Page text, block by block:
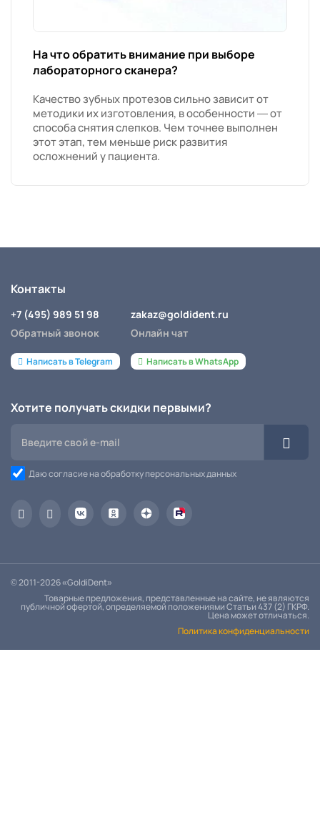
На что обратить внимание при выборе
лабораторного сканера?
Качество зубных протезов сильно зависит от
методики их изготовления, в особенности — от
способа снятия слепков. Чем точнее выполнен
этот этап, тем меньше риск развития
осложнений у пациента.
Контакты
+7 (495) 989 51 98
Обратный звонок
Написать в Telegram
zakaz@goldident.ru
Онлайн чат
Написать в WhatsApp
Хотите получать скидки первыми?
Даю согласие на обработку персональных данных
© 2011-2026 «GoldiDent»
Товарные предложения, представленные на сайте, не являются
публичной офертой, определяемой положениями Статьи 437 (2) ГКРФ.
Цена может отличаться.
Политика конфиденциальности